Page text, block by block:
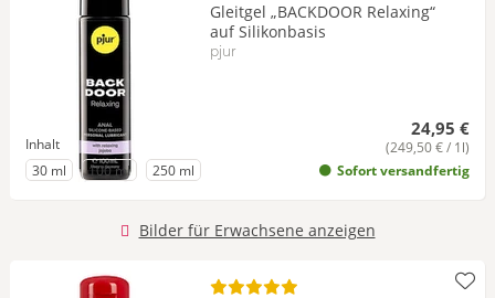
Gleitgel „BACKDOOR Relaxing“
auf Silikonbasis
pjur
24,95 €
(249,50 € / 1l)
Sofort versandfertig
Inhalt
zu Inhalt
30 ml zu Inhalt
100 ml zu Inhalt
250 ml
Bilder für Erwachsene anzeigen